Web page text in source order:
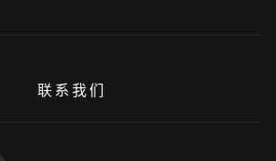
联系我们